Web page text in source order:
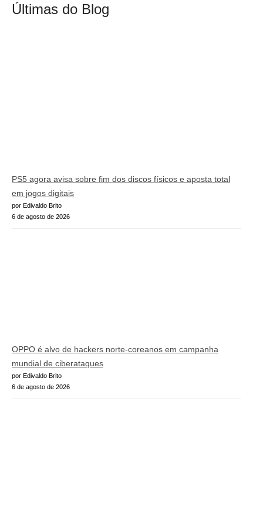
Últimas do Blog
PS5 agora avisa sobre fim dos discos físicos e aposta total
em jogos digitais
por Edivaldo Brito
6 de agosto de 2026
OPPO é alvo de hackers norte-coreanos em campanha
mundial de ciberataques
por Edivaldo Brito
6 de agosto de 2026